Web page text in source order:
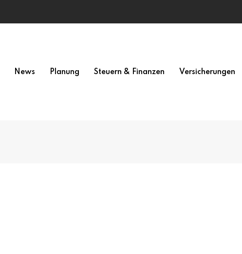
News Planung Steuern & Finanzen Versicherungen